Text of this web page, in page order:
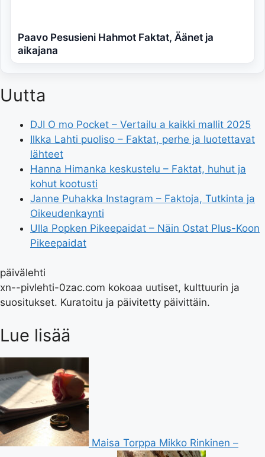
Paavo Pesusieni Hahmot Faktat, Äänet ja
aikajana
Uutta
DJI O mo Pocket – Vertailu a kaikki mallit 2025
Ilkka Lahti puoliso – Faktat, perhe ja luotettavat
lähteet
Hanna Himanka keskustelu – Faktat, huhut ja
kohut kootusti
Janne Puhakka Instagram – Faktoja, Tutkinta ja
Oikeudenkaynti
Ulla Popken Pikeepaidat – Näin Ostat Plus-Koon
Pikeepaidat
päivälehti
xn--pivlehti-0zac.com kokoaa uutiset, kulttuurin ja
suositukset. Kuratoitu ja päivitetty päivittäin.
Lue lisää
Maisa Torppa Mikko Rinkinen –